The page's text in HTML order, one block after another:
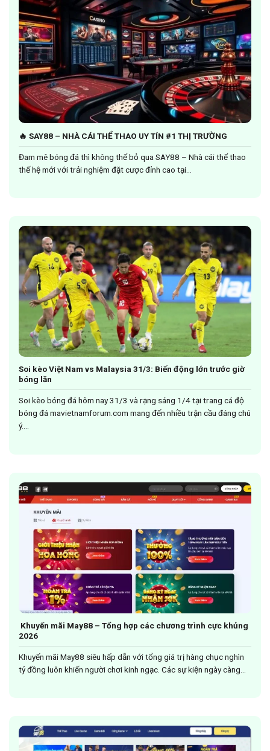
🔥 SAY88 – NHÀ CÁI THỂ THAO UY TÍN #1 THỊ TRƯỜNG
Đam mê bóng đá thì không thể bỏ qua SAY88 – Nhà cái thể thao
thế hệ mới với trải nghiệm đặt cược đỉnh cao tại...
Soi kèo Việt Nam vs Malaysia 31/3: Biến động lớn trước giờ
bóng lăn
Soi kèo bóng đá hôm nay 31/3 và rạng sáng 1/4 tại trang cá độ
bóng đá mavietnamforum.com mang đến nhiều trận cầu đáng chú
ý....
Khuyến mãi May88 – Tổng hợp các chương trình cực khủng
2026
Khuyến mãi May88 siêu hấp dẫn với tổng giá trị hàng chục nghìn
tỷ đồng luôn khiến người chơi kinh ngạc. Các sự kiện ngày càng...